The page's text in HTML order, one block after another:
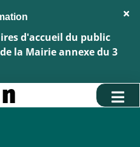
d'accueil du public
la Mairie annexe du 3
Rechercher
sur
le